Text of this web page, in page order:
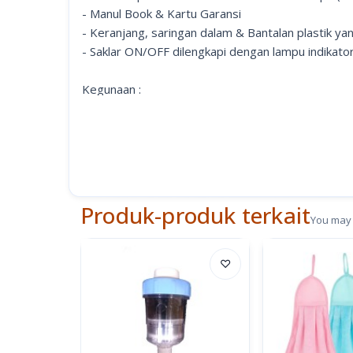
- Manul Book & Kartu Garansi
- Keranjang, saringan dalam & Bantalan plastik
- Saklar ON/OFF dilengkapi dengan lampu
Kegunaan :
- Coffee maker memungkinkan kamu untuk
karena kamu bisa membuatnya sendiri
Produk-produk terkaitYou
♡